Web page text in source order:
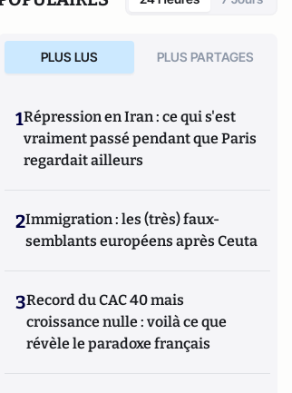
PLUS LUS PLUS PARTAGES
1Répression en Iran : ce qui s'est
vraiment passé pendant que Paris
regardait ailleurs
2Immigration : les (très) faux-
semblants européens après Ceuta
3Record du CAC 40 mais
croissance nulle : voilà ce que
révèle le paradoxe français